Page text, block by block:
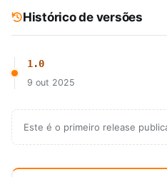
Histórico de versões
1.0
9 out 2025
Este é o primeiro release